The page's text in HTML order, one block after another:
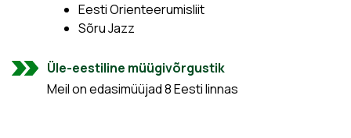
Eesti Orienteerumisliit
Sõru Jazz
Üle-eestiline müügivõrgustik
Meil on edasimüüjad 8 Eesti linnas